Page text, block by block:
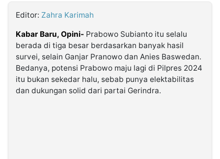
Editor: Zahra Karimah
Kabar Baru, Opini- Prabowo Subianto itu selalu
berada di tiga besar berdasarkan banyak hasil
survei, selain Ganjar Pranowo dan Anies Baswedan.
Bedanya, potensi Prabowo maju lagi di Pilpres 2024
itu bukan sekedar halu, sebab punya elektabilitas
dan dukungan solid dari partai Gerindra.